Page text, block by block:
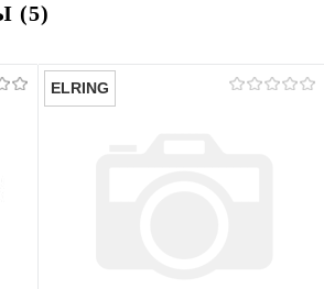
(5)
ELRING